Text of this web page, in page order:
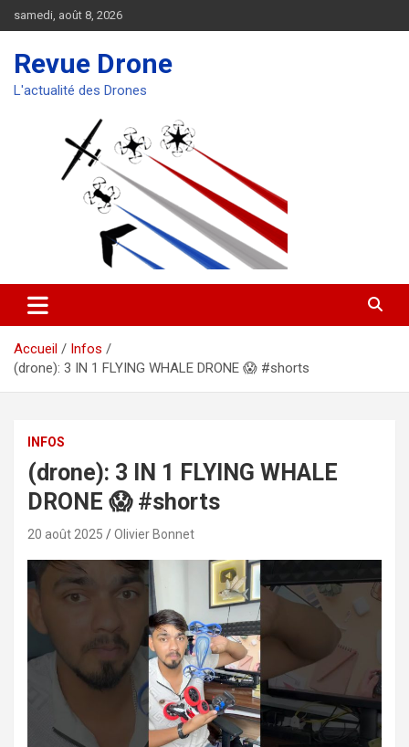
au
samedi, août 8, 2026
Revue Drone
L'actualité des Drones
Accueil
Infos
(drone): 3 IN 1 FLYING WHALE DRONE 😱 #shorts
INFOS
(drone): 3 IN 1 FLYING WHALE
DRONE 😱 #shorts
20 août 2025 Olivier Bonnet